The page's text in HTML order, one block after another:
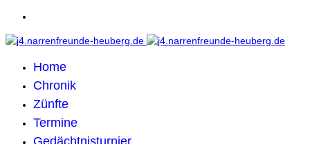
Home
Chronik
Zünfte
Termine
Gedächtnisturnier